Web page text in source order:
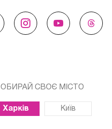
ОБИРАЙ СВОЄ МІСТО
Харків Київ